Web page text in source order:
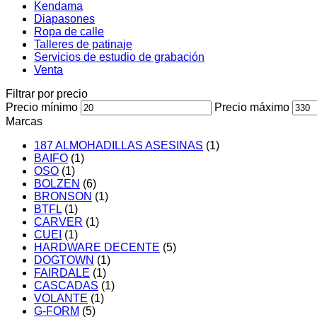
Kendama
Diapasones
Ropa de calle
Talleres de patinaje
Servicios de estudio de grabación
Venta
Filtrar por precio
Precio mínimo
Precio máximo
Marcas
187 ALMOHADILLAS ASESINAS (1)
BAIFO (1)
OSO (1)
BOLZEN (6)
BRONSON (1)
BTFL (1)
CARVER (1)
CUEI (1)
HARDWARE DECENTE (5)
DOGTOWN (1)
FAIRDALE (1)
CASCADAS (1)
VOLANTE (1)
G-FORM (5)